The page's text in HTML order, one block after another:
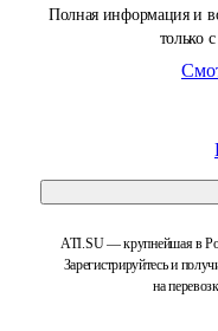
Полная информация и
только
ATI.SU — крупнейшая в
Зарегистрируйтесь и
на